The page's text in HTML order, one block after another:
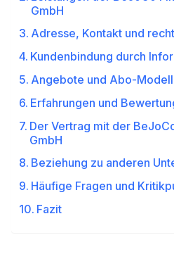
GmbH
Adresse, Kontakt und
Kundenbindung durch
Angebote und Abo-
Erfahrungen und
Der Vertrag mit der
GmbH
Beziehung zu anderen
Häufige Fragen und
Fazit